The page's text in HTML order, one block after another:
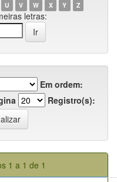
U V W X Y Z
letras:
Em ordem:
Registro(s):
1 a 1 de 1